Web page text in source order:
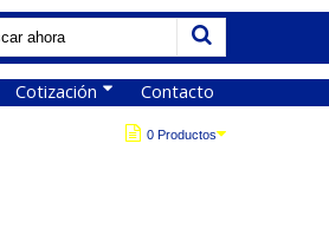
Cotización Contacto
0 Productos